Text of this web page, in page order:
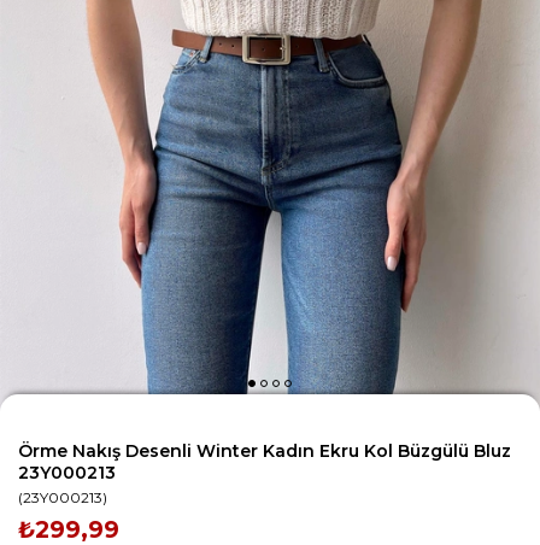
Örme Nakış Desenli Winter Kadın Ekru Kol Büzgülü Bluz
23Y000213
(23Y000213)
₺299,99